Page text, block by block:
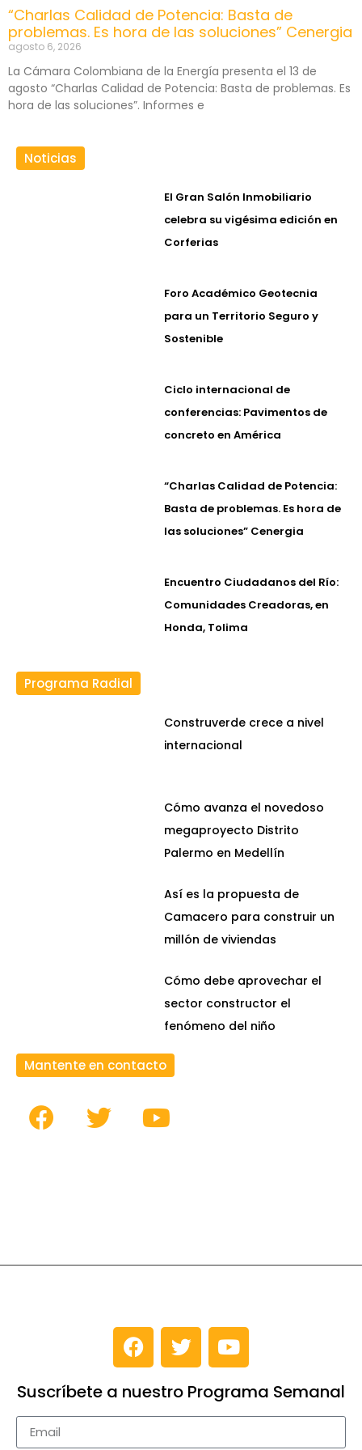
“Charlas Calidad de Potencia: Basta de
problemas. Es hora de las soluciones” Cenergia
agosto 6, 2026
La Cámara Colombiana de la Energía presenta el 13 de
agosto “Charlas Calidad de Potencia: Basta de problemas. Es
hora de las soluciones”. Informes e
Noticias
El Gran Salón Inmobiliario
celebra su vigésima edición en
Corferias
Foro Académico Geotecnia
para un Territorio Seguro y
Sostenible
Ciclo internacional de
conferencias: Pavimentos de
concreto en América
“Charlas Calidad de Potencia:
Basta de problemas. Es hora de
las soluciones” Cenergia
Encuentro Ciudadanos del Río:
Comunidades Creadoras, en
Honda, Tolima
Programa Radial
Construverde crece a nivel
internacional
Cómo avanza el novedoso
megaproyecto Distrito
Palermo en Medellín
Así es la propuesta de
Camacero para construir un
millón de viviendas
Cómo debe aprovechar el
sector constructor el
fenómeno del niño
Mantente en contacto
Suscríbete a nuestro Programa Semanal